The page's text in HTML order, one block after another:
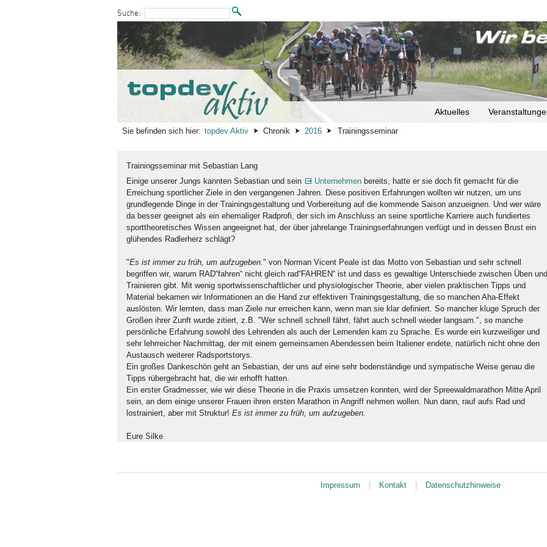
Suche:
Aktuelles
Sie befinden sich hier: topdev Aktiv Chronik 2016 Trainingsseminar
Trainingsseminar mit Sebastian Lang
Einige unserer Jungs kannten Sebastian und sein
Unternehmen bereits, hatte er sie doch fit gemacht für die
Erreichung sportlicher Ziele in den vergangenen Jahren. Diese positiven Erfahrungen wollten wir nutzen, um uns
grundlegende Dinge in der Trainingsgestaltung und Vorbereitung auf die kommende Saison anzueignen. Und wer wäre
da besser geeignet als ein ehemaliger Radprofi, der sich im Anschluss an seine sportliche Karriere auch fundiertes
sporttheoretisches Wissen angeeignet hat, der über jahrelange Trainingserfahrungen verfügt und in dessen Brust ein
glühendes Radlerherz schlägt?
"Es ist immer zu früh, um aufzugeben." von Norman Vicent Peale ist das Motto von Sebastian und sehr schnell
begriffen wir, warum RAD“fahren“ nicht gleich rad“FAHREN“ ist und dass es gewaltige Unterschiede zwischen Üben und
Trainieren gibt. Mit wenig sportwissenschaftlicher und physiologischer Theorie, aber vielen praktischen Tipps und
Material bekamen wir Informationen an die Hand zur effektiven Trainingsgestaltung, die so manchen Aha-Effekt
auslösten. Wir lernten, dass man Ziele nur erreichen kann, wenn man sie klar definiert. So mancher kluge Spruch der
Großen ihrer Zunft wurde zitiert, z.B. "Wer schnell schnell fährt, fährt auch schnell wieder langsam.", so manche
persönliche Erfahrung sowohl des Lehrenden als auch der Lernenden kam zu Sprache. Es wurde ein kurzweiliger und
sehr lehrreicher Nachmittag, der mit einem gemeinsamen Abendessen beim Italiener endete, natürlich nicht ohne den
Austausch weiterer Radsportstorys.
Ein großes Dankeschön geht an Sebastian, der uns auf eine sehr bodenständige und sympatische Weise genau die
Tipps rübergebracht hat, die wir erhofft hatten.
Ein erster Gradmesser, wie wir diese Theorie in die Praxis umsetzen konnten, wird der Spreewaldmarathon Mitte April
sein, an dem einige unserer Frauen ihren ersten Marathon in Angriff nehmen wollen. Nun dann, rauf aufs Rad und
lostrainiert, aber mit Struktur! Es ist immer zu früh, um aufzugeben.
Eure Silke
Impressum Kontakt Datenschutzhinweise